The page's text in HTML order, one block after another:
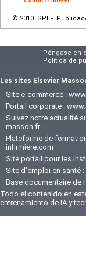
© 2010 SPLF.
Póngase en
Política de
Les sites Elsevier
Site e-commerce :
Portail corporate :
Suivez notre actualité
masson.fr
Plateforme de
infirmiere.com
Site portail pour les
Site d'emploi en santé :
Base documentaire de
Todo el contenido en
entrenamiento de IA y